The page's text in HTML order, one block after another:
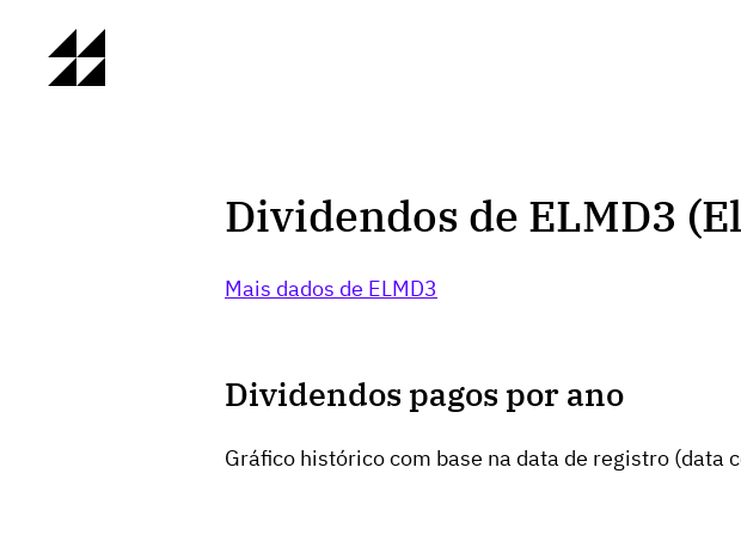
Dividendos de ELMD3
Mais dados de ELMD3
Dividendos pagos por ano
Gráfico histórico com base na data de registro (data